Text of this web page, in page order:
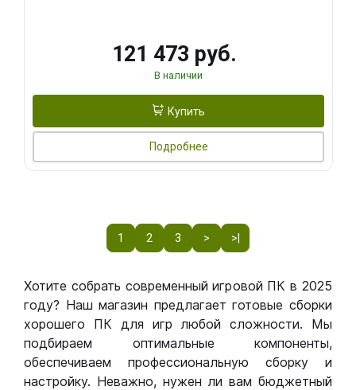
121 473 руб.
В наличии
Купить
Подробнее
1 2 3 > >|
Хотите собрать современный игровой ПК в 2025
году? Наш магазин предлагает готовые сборки
хорошего ПК для игр любой сложности. Мы
подбираем оптимальные компоненты,
обеспечиваем профессиональную сборку и
настройку. Неважно, нужен ли вам бюджетный